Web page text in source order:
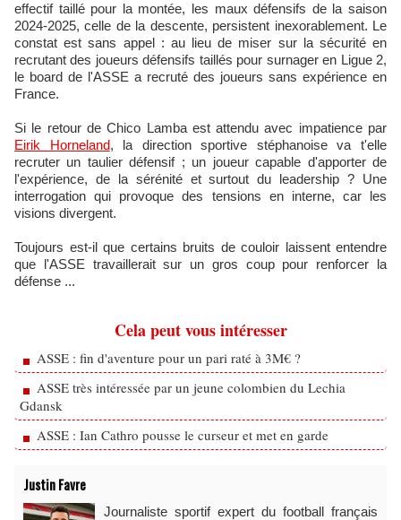
effectif taillé pour la montée, les maux défensifs de la saison
2024-2025, celle de la descente, persistent inexorablement. Le
constat est sans appel : au lieu de miser sur la sécurité en
recrutant des joueurs défensifs taillés pour surnager en Ligue 2,
le board de l'ASSE a recruté des joueurs sans expérience en
France.
Si le retour de Chico Lamba est attendu avec impatience par
Eirik Horneland, la direction sportive stéphanoise va t'elle
recruter un taulier défensif ; un joueur capable d'apporter de
l'expérience, de la sérénité et surtout du leadership ? Une
interrogation qui provoque des tensions en interne, car les
visions divergent.
Toujours est-il que certains bruits de couloir laissent entendre
que l'ASSE travaillerait sur un gros coup pour renforcer la
défense ...
Cela peut vous intéresser
ASSE : fin d'aventure pour un pari raté à 3M€ ?
ASSE très intéressée par un jeune colombien du Lechia
Gdansk
ASSE : Ian Cathro pousse le curseur et met en garde
Justin Favre
Journaliste sportif expert du football français